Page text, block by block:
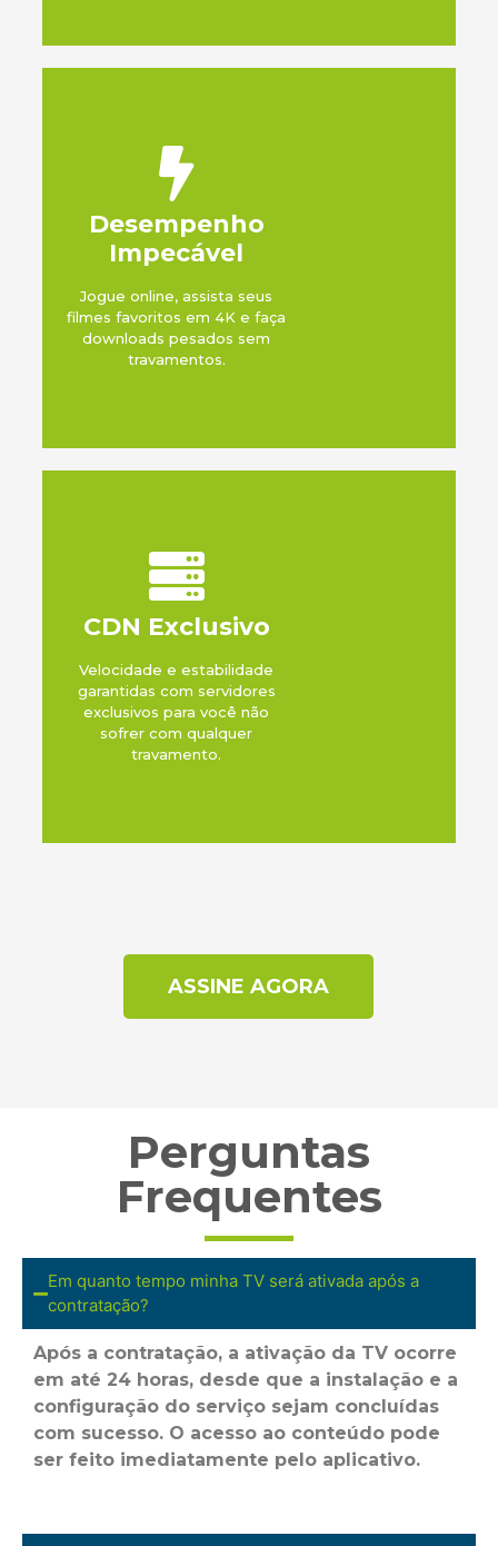
Desempenho
Impecável
Jogue online, assista seus
filmes favoritos em 4K e faça
downloads pesados sem
travamentos.
CDN Exclusivo
Velocidade e estabilidade
garantidas com servidores
exclusivos para você não
sofrer com qualquer
travamento.
ASSINE AGORA
Perguntas
Frequentes
Em quanto tempo minha TV será ativada após a
contratação?
Após a contratação, a ativação da TV ocorre
em até 24 horas, desde que a instalação e a
configuração do serviço sejam concluídas
com sucesso. O acesso ao conteúdo pode
ser feito imediatamente pelo aplicativo.